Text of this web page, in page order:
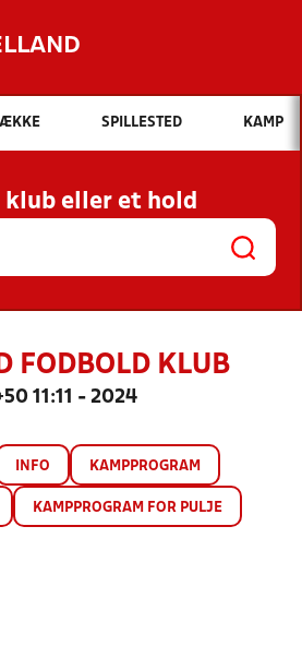
Hvad vil du søge efter?
INDHOLD OG NYHEDER
KLUBBER OG
HOLD
SPILLESTED KAMP
klub eller et hold
FODBOLD KLUB
11:11 - 2024
INFO KAMPPROGRAM
KAMPPROGRAM FOR PULJE